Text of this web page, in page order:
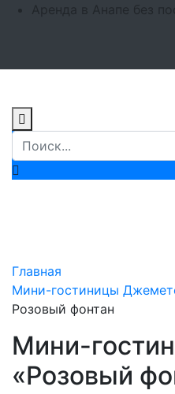
Аренда в Анапе без
Главная
Мини-гостиницы
Розовый фонтан
Мини-
«Розовый